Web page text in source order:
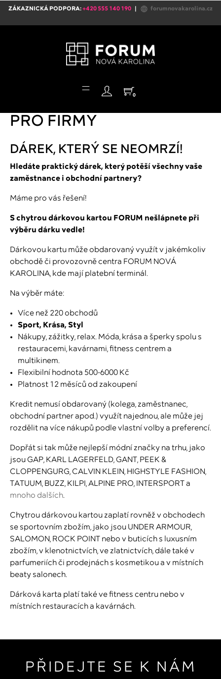
ZÁKAZNICKÁ PODPORA:+420 555 140 190 language forumnovakarolina.cz
Toggle
navigation
☰ 0
PRO FIRMY
DÁREK, KTERÝ SE NEOMRZÍ!
Hledáte praktický dárek, který potěší všechny vaše
zaměstnance i obchodní partnery?
Máme pro vás řešení!
S chytrou dárkovou kartou FORUM nešlápnete při
výběru dárku vedle!
Dárkovou kartu může obdarovaný využít v jakémkoliv
obchodě či provozovně centra FORUM NOVÁ
KAROLINA, kde mají platební terminál.
Na výběr máte:
Více než 220 obchodů
Sport, Krása, Styl
Nákupy, zážitky, relax. Móda, krása a šperky spolu s
restauracemi, kavárnami, fitness centrem a
multikinem.
Flexibilní hodnota 500-6000 Kč
Platnost 12 měsíců od zakoupení
Kredit nemusí obdarovaný (kolega, zaměstnanec,
obchodní partner apod.) využít najednou, ale může jej
rozdělit na více nákupů podle vlastní volby a preferencí.
Dopřát si tak může nejlepší módní značky na trhu, jako
jsou GAP, KARL LAGERFELD, GANT, PEEK &
CLOPPENGURG, CALVIN KLEIN, HIGHSTYLE FASHION,
TATUUM, BUZZ, KILPI, ALPINE PRO, INTERSPORT a
mnoho dalších.
Chytrou dárkovou kartou zaplatí rovněž v obchodech
se sportovním zbožím, jako jsou UNDER ARMOUR,
SALOMON, ROCK POINT nebo v buticích s luxusním
zbožím, v klenotnictvích, ve zlatnictvích, dále také v
parfumeriích či prodejnách s kosmetikou a v místních
beaty salonech.
Dárková karta platí také ve fitness centru nebo v
místních restauracích a kavárnách.
PŘIDEJTE SE K NÁM